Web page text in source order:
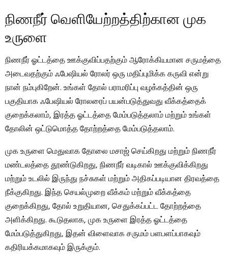
நிணநீர் வெளியேற்றத்திற்கான முக
உருளை
நிணநீர் ஓட்டத்தை ஊக்குவிப்பதற்கும் ஆரோக்கியமான சருமத்தை
அடைவதற்கும் ஃபேஷியல் ரோலர் ஒரு மதிப்புமிக்க கருவி என்று
நான் நம்புகிறேன். உங்கள் தோல் பராமரிப்பு வழக்கத்தின் ஒரு
பகுதியாக ஃபேஷியல் ரோலரைப் பயன்படுத்துவது வீக்கத்தைக்
குறைக்கலாம், இரத்த ஓட்டத்தை மேம்படுத்தலாம் மற்றும் உங்கள்
தோலின் ஒட்டுமொத்த தோற்றத்தை மேம்படுத்தலாம்.
முக உருளை மெதுவாக தோலை மசாஜ் செய்கிறது மற்றும் நிணநீர்
மண்டலத்தை தூண்டுகிறது, நிணநீர் வடிகால் ஊக்குவிக்கிறது
மற்றும் உடலில் இருந்து நச்சுகள் மற்றும் அதிகப்படியான திரவத்தை
நீக்குகிறது. இந்த செயல்முறை வீக்கம் மற்றும் வீக்கத்தை
குறைக்கிறது, தோல் உறுதியான, செதுக்கப்பட்ட தோற்றத்தை
அளிக்கிறது. கூடுதலாக, முக உருளை இரத்த ஓட்டத்தை
மேம்படுத்துகிறது, இதன் விளைவாக சருமம் பளபளப்பாகவும்
கதிரியக்கமாகவும் இருக்கும்.